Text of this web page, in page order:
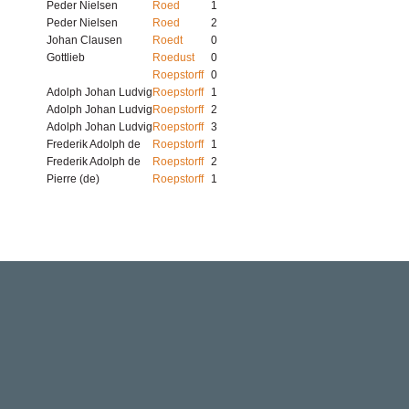
Peder Nielsen
Roed
1
Peder Nielsen
Roed
2
Johan Clausen
Roedt
0
Gottlieb
Roedust
0
Roepstorff 0
Adolph Johan Ludvig Roepstorff
1
Adolph Johan Ludvig Roepstorff 2
Adolph Johan Ludvig Roepstorff 3
Frederik Adolph de
Roepstorff
1
Frederik Adolph de
Roepstorff 2
Pierre (de)
Roepstorff 1